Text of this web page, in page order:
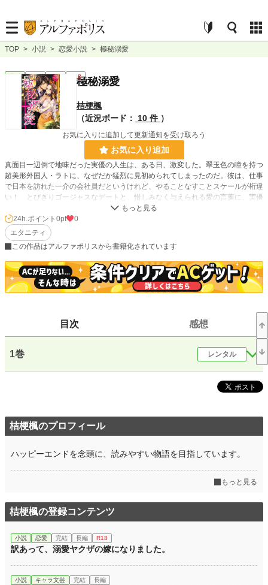
TOP > 小説 > 恋愛小説 > 極秘溺愛
完結 長編 R18極秘溺愛
桔梗楓
（近況ボード：
10 件 ）
お気に入りに追加して更新通知を受け取ろう
お気に入り追加
真面目一辺倒で地味だった実優の人生は、ある日、激変した。翠玉色の瞳を持つ
超美形外国人・ラトに、なぜだか猛烈に見初められてしまったのだ。彼は、仕事
で日本を訪れた一介の会社員だというけれど、やることなすことスケールが桁違
い！ とびきりゴージャスなデートと、惜しみなく与えられる愛の言葉に、実優
は目眩を覚える。ラトはいったい何者なの……？ 不思議に思い始めた矢先、彼
の驚くべき正体が発覚して――。ワールドクラスの独占欲で搦め捕られる!? 身
分違いのミラージュ・ロマンス。
恋愛 66,317 位 / 66,317 件
文字数(レンタル含む) 146,094
更新日時
週間ポイント 21 pt (62,459 位)
24h.ポイント 0pt
0
エタニティ
この作品はアルファポリスから書籍化されています
目次 感想
1巻 レンタル
桔梗楓のプロフィール
ハッピーエンドを念頭に、読みやすい物語を目指しています。
もっと見る
桔梗楓の登録コンテンツ
小説 恋愛 完結 長編 R18
訳あって、溺愛ヤクザの嫁になりました。
小説 キャラ文芸 完結 長編